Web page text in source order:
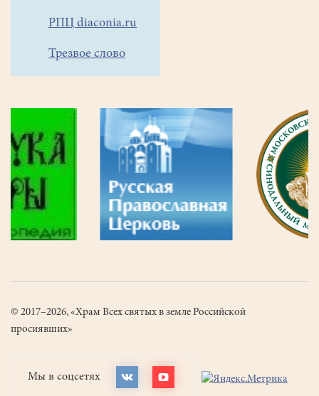
РПЦ diaconia.ru
Трезвое слово
© 2017–2026, «Храм Всех святых в земле Российской
просиявших»
Мы в соцсетях